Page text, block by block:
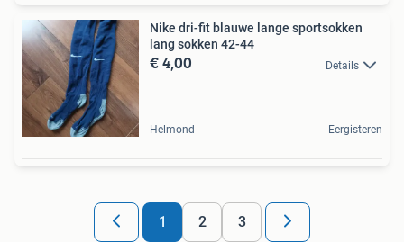
Nike dri-fit blauwe lange sportsokken
lang sokken 42-44
€ 4,00 Details
Helmond Eergisteren
1 2 3